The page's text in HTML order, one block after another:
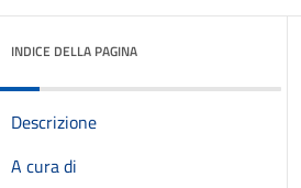
INDICE DELLA PAGINA
Descrizione
A cura di